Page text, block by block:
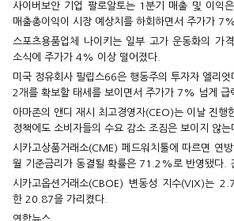
사이버보안 기업 팔로알토는 1분기 매출 및 이익
매출총이익이 시장 예상치를 하회하면서 주가가
스포츠용품업체 나이키는 일부 고가 운동화의 가
소식에 주가가 4% 이상 떨어졌다.
미국 정유회사 필립스66은 행동주의 투자자 엘리엇
2개를 확보할 태세를 보이면서 주가가 7% 넘게 급
아마존의 앤디 재시 최고경영자(CEO)는 이날 진행
정책에도 소비자들의 수요 감소 조짐은 보이지 않는
시카고상품거래소(CME) 페드워치툴에 따르면 연
월 기준금리가 동결될 확률은 71.2%로 반영됐다.
시카고옵션거래소(CBOE) 변동성 지수(VIX)는
한 20.87을 가리켰다.